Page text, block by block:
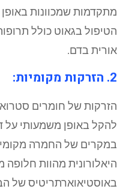
מתקדמות שמכוונות
הטיפול בגאוט כולל
אורית בדם.
2. הזרקות מקומיות:
הזרקות של חומרים
להקל באופן משמעותי על
במקרים של החמרה
היאלורונית מהוות
באוסטיאוארתריטיס של